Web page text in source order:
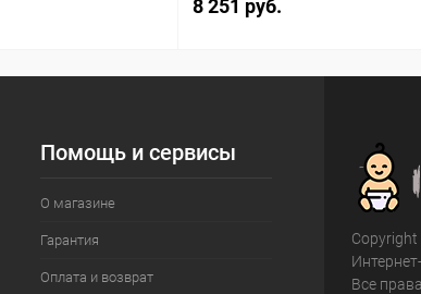
8 251 руб.
Помощь и сервисы
О магазине
Гарантия
Оплата и возврат
Все